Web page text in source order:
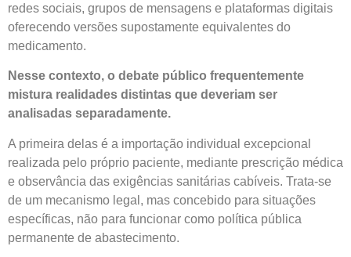
redes sociais, grupos de mensagens e plataformas digitais
oferecendo versões supostamente equivalentes do
medicamento.
Nesse contexto, o debate público frequentemente
mistura realidades distintas que deveriam ser
analisadas separadamente.
A primeira delas é a importação individual excepcional
realizada pelo próprio paciente, mediante prescrição médica
e observância das exigências sanitárias cabíveis. Trata-se
de um mecanismo legal, mas concebido para situações
específicas, não para funcionar como política pública
permanente de abastecimento.